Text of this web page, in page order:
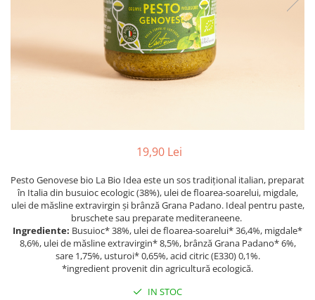
CIOCOLATĂ ȘI CACAO
HEALTHY SNACKS
SUPERALIMENTE
REMEDII NATURISTE
TOATE PRODUSELE
19,90 Lei
Pesto Genovese bio La Bio Idea este un sos tradițional italian, preparat
în Italia din busuioc ecologic (38%), ulei de floarea-soarelui, migdale,
ulei de măsline extravirgin și brânză Grana Padano. Ideal pentru paste,
bruschete sau preparate mediteraneene.
Ingrediente: Busuioc* 38%, ulei de floarea-soarelui* 36,4%, migdale*
8,6%, ulei de măsline extravirgin* 8,5%, brânză Grana Padano* 6%,
sare 1,75%, usturoi* 0,65%, acid citric (E330) 0,1%.
*ingredient provenit din agricultură ecologică.
IN STOC